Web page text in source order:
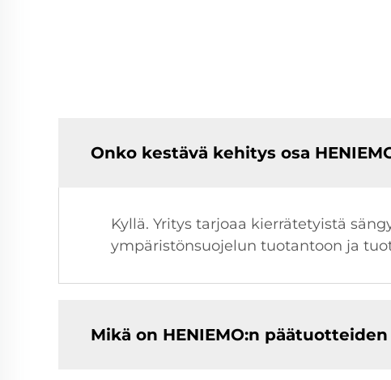
Onko kestävä kehitys osa
Kyllä. Yritys tarjoaa kierrätetyistä
ympäristönsuojelun tuotantoon ja
Mikä on HENIEMO:n